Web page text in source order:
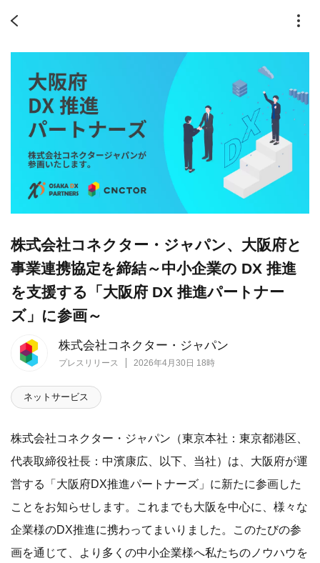
株式会社コネクター・ジャパン
プレスリリース 2026年4月30日 18時
株式会社コネクター・ジャパン、大阪府と
事業連携協定を締結～中小企業の DX 推進
を支援する「大阪府 DX 推進パートナー
ズ」に参画～
ネットサービス
株式会社コネクター・ジャパン（東京本社：東京都港区、
代表取締役社長：中濱康広、以下、当社）は、大阪府が運
営する「大阪府DX推進パートナーズ」に新たに参画した
ことをお知らせします。これまでも大阪を中心に、様々な
企業様のDX推進に携わってまいりました。このたびの参
画を通じて、より多くの中小企業様へ私たちのノウハウを